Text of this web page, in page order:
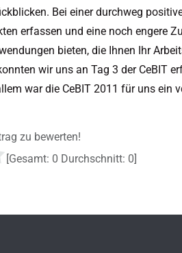
Bei einer durchweg
erfassen und eine noch engere
bieten, die Ihnen Ihr
wir uns an Tag 3 der CeBIT
war die CeBIT 2011 für uns
zu bewerten!
[Gesamt: 0 Durchschnitt: 0]